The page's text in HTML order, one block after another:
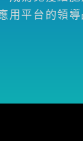
用平台的領導